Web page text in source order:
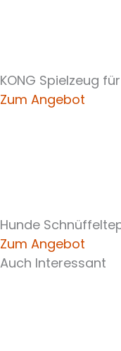
KONG Spielzeug
Zum Angebot
Hunde
Zum Angebot
Auch Interessant